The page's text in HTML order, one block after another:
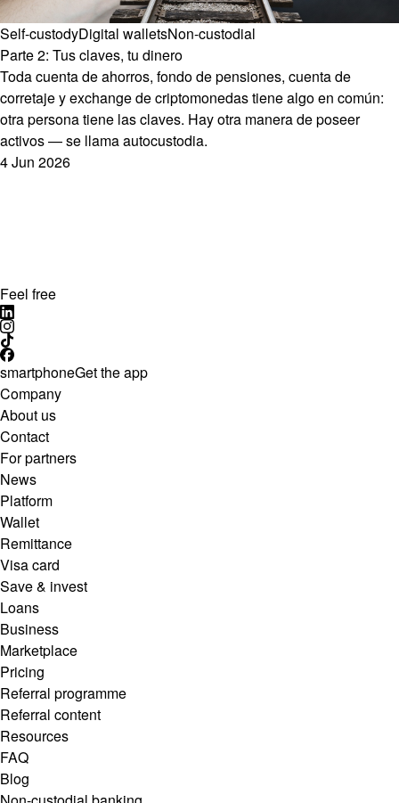
Self-custodyDigital walletsNon-custodial
Parte 2: Tus claves, tu dinero
Toda cuenta de ahorros, fondo de pensiones, cuenta de
corretaje y exchange de criptomonedas tiene algo en común:
otra persona tiene las claves. Hay otra manera de poseer
activos — se llama autocustodia.
4 Jun 2026
Feel free
smartphoneGet the app
Company
About us
Contact
For partners
News
Platform
Wallet
Remittance
Visa card
Save & invest
Loans
Business
Marketplace
Pricing
Referral programme
Referral content
Resources
FAQ
Blog